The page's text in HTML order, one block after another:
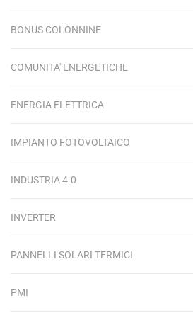
BONUS COLONNINE
COMUNITA' ENERGETICHE
ENERGIA ELETTRICA
IMPIANTO FOTOVOLTAICO
INDUSTRIA 4.0
INVERTER
PANNELLI SOLARI TERMICI
PMI